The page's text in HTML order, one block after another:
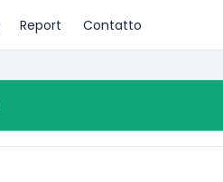
Report Contatto